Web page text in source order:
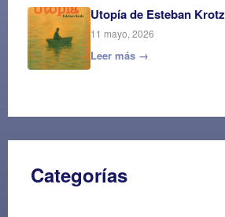
Utopía de Esteban Krotz
11 mayo, 2026
Leer más →
Categorías